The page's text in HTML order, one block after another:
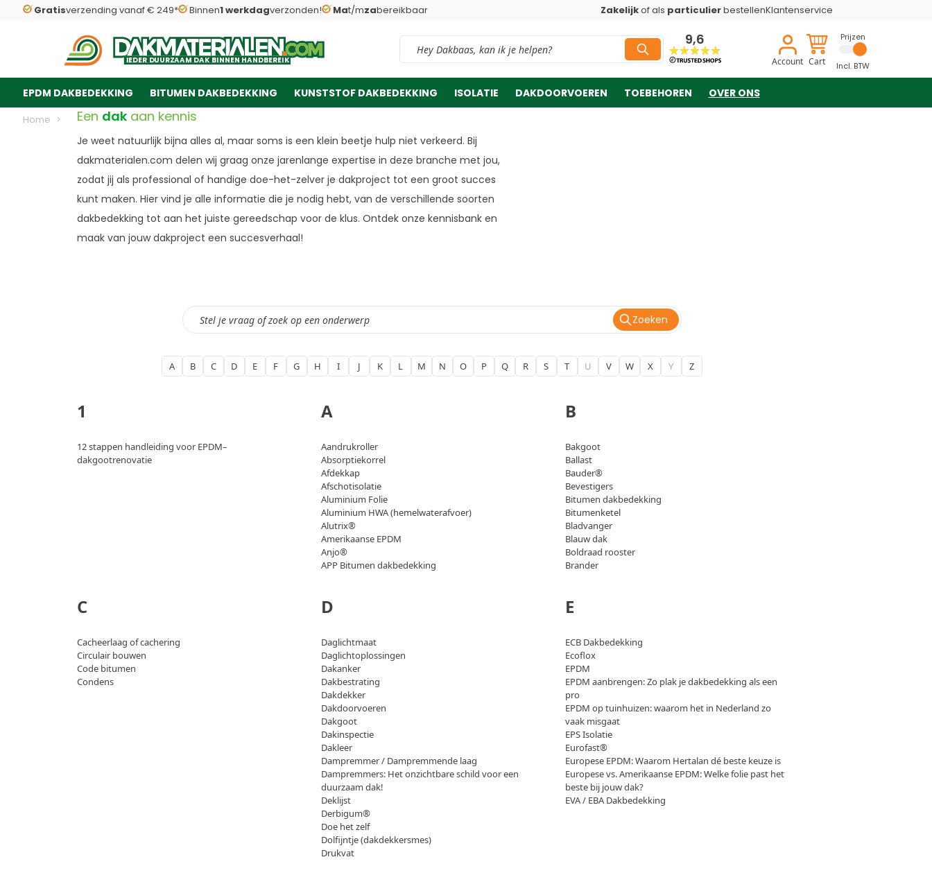
Gratisverzending vanaf € 249* Binnen1 werkdagverzonden! Mat/mzabereikbaar Zakelijkof als particulierbestellenKlantenservice
IEDERDUURZ AAMDAKB INNENHANDBERE IK
IEDERDUURZ AAMDAKB INNENHANDBERE IK
Dakmaterialen.com Vind snel jouw product 9,6
Account Cart
Prijzen
Incl. BTW
EPDM DAKBEDEKKING BITUMEN DAKBEDEKKING KUNSTSTOF DAKBEDEKKING ISOLATIE DAKDOORVOEREN TOEBEHOREN OVER ONS
Home > Kennisbank
KENNISBANK: ALLES WAT JE MOET
WETEN VOOR JOUW DAKPROJECT
Een dakaan kennis
Je weet natuurlijk bijna alles al, maar soms is een klein beetje hulp niet verkeerd. Bij
dakmaterialen.com delen wij graag onze jarenlange expertise in deze branche met jou,
zodat jij als professional of handige doe-het-zelver je dakproject tot een groot succes
kunt maken. Hier vind je alle informatie die je nodig hebt, van de verschillende soorten
dakbedekking tot aan het juiste gereedschap voor de klus. Ontdek onze kennisbank en
maak van jouw dakproject een succesverhaal!
Zoeken
A B C D E F G H I J K L M N O P Q R S T U V W X Y Z
1
12 stappen handleiding voor EPDM–
dakgootrenovatie
A
Aandrukroller
Absorptiekorrel
Afdekkap
Afschotisolatie
Aluminium Folie
Aluminium HWA (hemelwaterafvoer)
Alutrix®
Amerikaanse EPDM
Anjo®
APP Bitumen dakbedekking
B
Bakgoot
Ballast
Bauder®
Bevestigers
Bitumen dakbedekking
Bitumenketel
Bladvanger
Blauw dak
Boldraad rooster
Brander
C
Cacheerlaag of cachering
Circulair bouwen
Code bitumen
Condens
D
Daglichtmaat
Daglichtoplossingen
Dakanker
Dakbestrating
Dakdekker
Dakdoorvoeren
Dakgoot
Dakinspectie
Dakleer
Dampremmer / Dampremmende laag
Dampremmers: Het onzichtbare schild voor een
duurzaam dak!
Deklijst
Derbigum®
Doe het zelf
Dolfijntje (dakdekkersmes)
Drukvat
E
ECB Dakbedekking
Ecoflox
EPDM
EPDM aanbrengen: Zo plak je dakbedekking als een
pro
EPDM op tuinhuizen: waarom het in Nederland zo
vaak misgaat
EPS Isolatie
Eurofast®
Europese EPDM: Waarom Hertalan dé beste keuze is
Europese vs. Amerikaanse EPDM: Welke folie past het
beste bij jouw dak?
EVA / EBA Dakbedekking